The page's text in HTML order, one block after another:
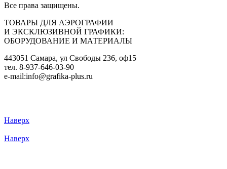
Все права защищены.
ТОВАРЫ ДЛЯ АЭРОГРАФИИ
И ЭКСКЛЮЗИВНОЙ ГРАФИКИ:
ОБОРУДОВАНИЕ И МАТЕРИАЛЫ
443051 Самара, ул Свободы 236, оф15
тел. 8-937-646-03-90
e-mail:info@grafika-plus.ru
Наверх
Наверх